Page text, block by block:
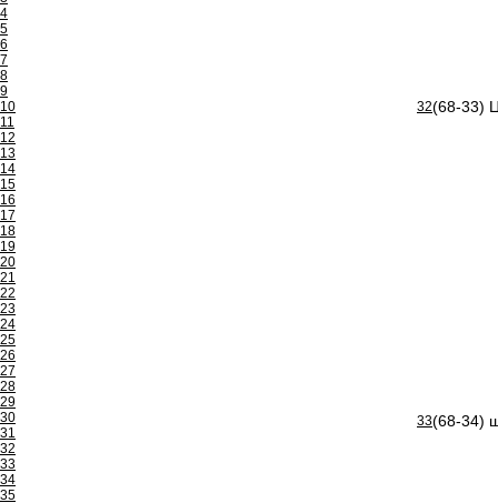
4
5
6
7
8
9
10
11
12
13
14
15
16
17
18
19
20
21
22
23
24
25
26
27
28
29
30
31
32
33
34
35
32(68-33)
33(68-34)